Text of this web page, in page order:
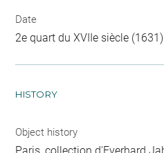
Date
2e quart du XVIIe siècle (1631)
HISTORY
Object history